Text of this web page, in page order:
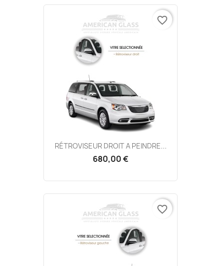
RÉTROVISEUR DROIT A PEINDRE...
680,00 €
favorite_border
favorite_border